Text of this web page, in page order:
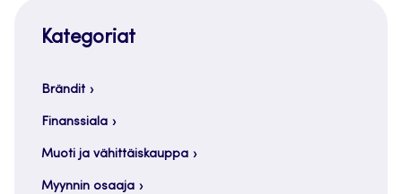
Kategoriat
Brändit
Finanssiala
Muoti ja vähittäiskauppa
Myynnin osaaja